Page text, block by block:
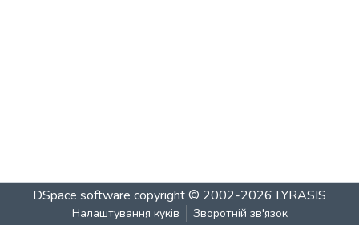
DSpace software copyright © 2002-2026 LYRASIS
Налаштування куків Зворотній зв'язок